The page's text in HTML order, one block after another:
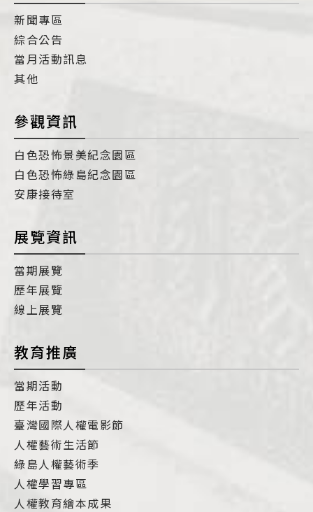
新聞專區
綜合公告
當月活動訊息
其他
參觀資訊
白色恐怖景美紀念園區
白色恐怖綠島紀念園區
安康接待室
展覽資訊
當期展覽
歷年展覽
線上展覽
教育推廣
當期活動
歷年活動
臺灣國際人權電影節
人權藝術生活節
綠島人權藝術季
人權學習專區
人權教育繪本成果